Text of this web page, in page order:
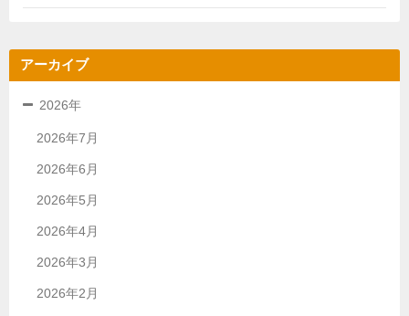
アーカイブ
2026年
2026年7月
2026年6月
2026年5月
2026年4月
2026年3月
2026年2月